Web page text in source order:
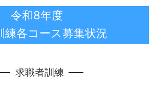
令和8年度
練各コース募集状況
求職者訓練